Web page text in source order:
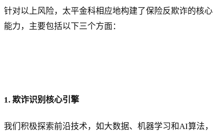
针对以上风险，太平金科相应地构建了保险反欺诈的核心
能力，主要包括以下三个方面：
1. 欺诈识别核心引擎
我们积极探索前沿技术，如大数据、机器学习和AI算法，